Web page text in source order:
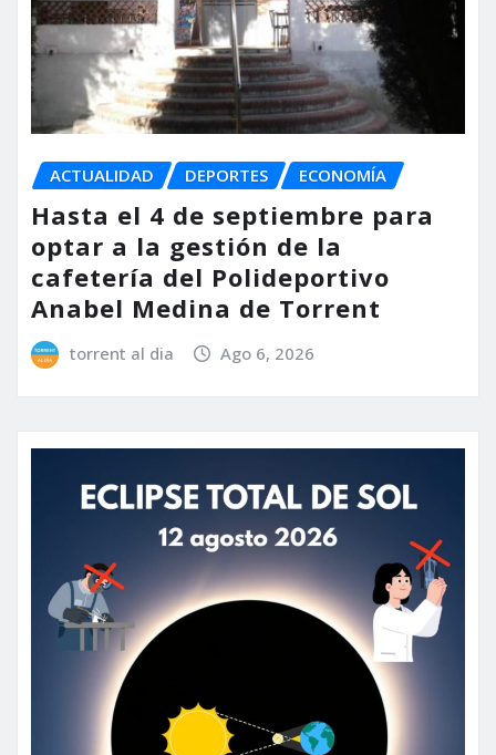
ACTUALIDAD DEPORTES ECONOMÍA
Hasta el 4 de septiembre para
optar a la gestión de la
cafetería del Polideportivo
Anabel Medina de Torrent
torrent al dia Ago 6, 2026